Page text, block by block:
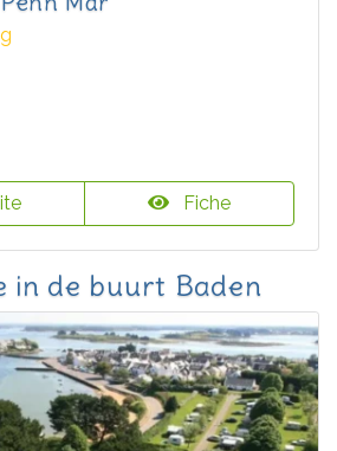
Fiche
in de buurt Baden